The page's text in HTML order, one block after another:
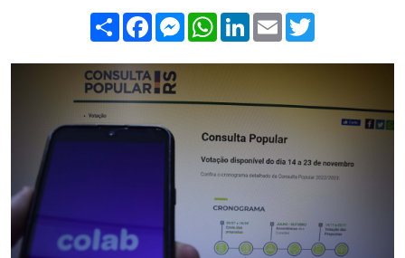
Compartilhar
FacebookMessenger
WhatsApp
LinkedIn
Email